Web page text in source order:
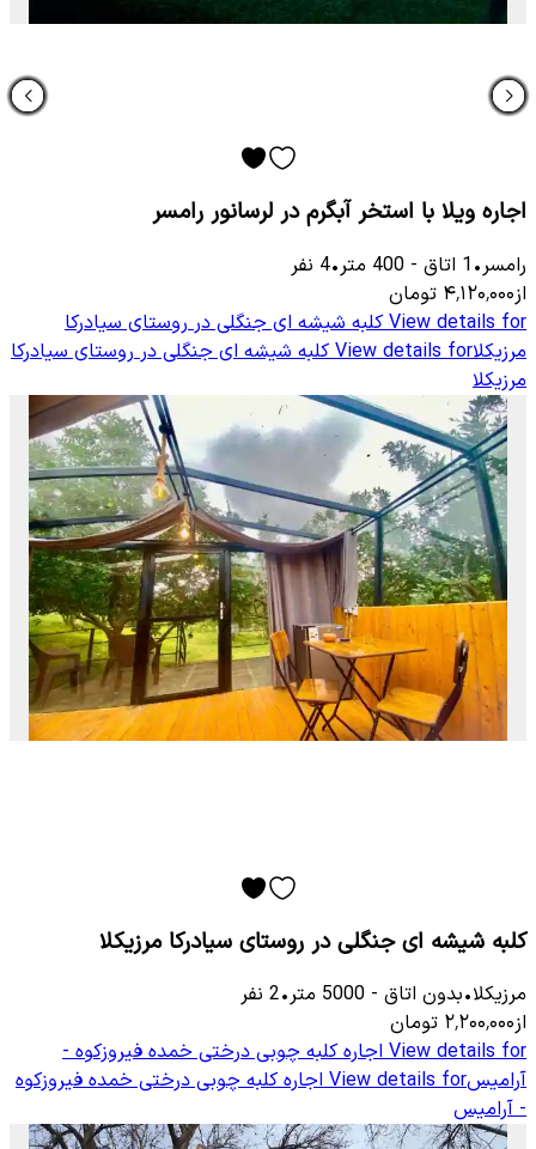
اجاره ویلا با استخر آبگرم در لرسانور رامسر
رامسر•
1 اتاق -
400 متر•
4 نفر
از۴٬۱۲۰٬۰۰۰ تومان
View details for کلبه شیشه ای جنگلی در روستای سیادرکا
مرزیکلاView details for کلبه شیشه ای جنگلی در روستای سیادرکا
مرزیکلا
کلبه شیشه ای جنگلی در روستای سیادرکا مرزیکلا
مرزیکلا•بدون اتاق -
5000 متر•
2 نفر
از۲٬۲۰۰٬۰۰۰ تومان
View details for اجاره کلبه چوبی درختی خمده فیروزکوه -
آرامیسView details for اجاره کلبه چوبی درختی خمده فیروزکوه
- آرامیس